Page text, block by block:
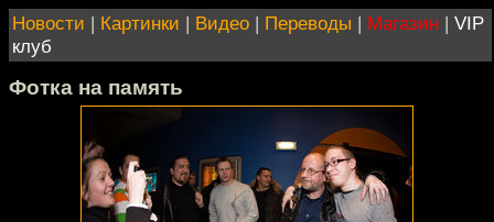
Новости | Картинки | Видео | Переводы | Магазин | VIP
клуб
Фотка на память